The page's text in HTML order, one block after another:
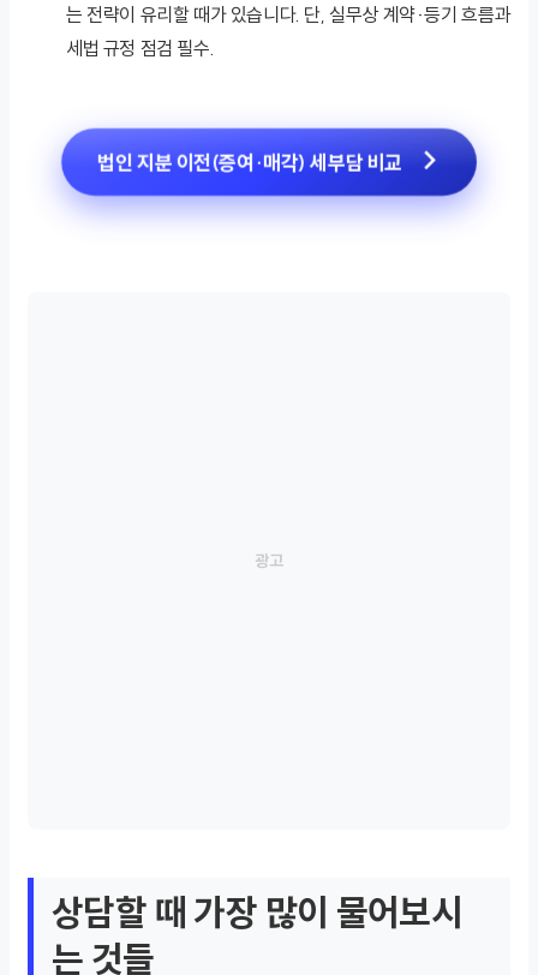
는 전략이 유리할 때가 있습니다. 단, 실무상 계약·등기 흐름과
세법 규정 점검 필수.
법인 지분 이전(증여·매각) 세부담 비교
상담할 때 가장 많이 물어보시
는 것들